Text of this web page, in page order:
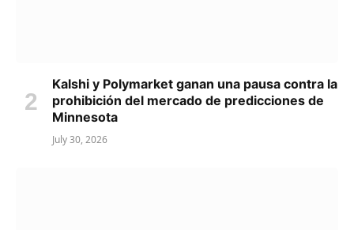
Kalshi y Polymarket ganan una pausa contra la
prohibición del mercado de predicciones de
Minnesota
July 30, 2026